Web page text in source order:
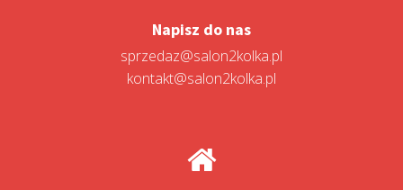
Napisz do nas
sprzedaz@salon2kolka.pl
kontakt@salon2kolka.pl